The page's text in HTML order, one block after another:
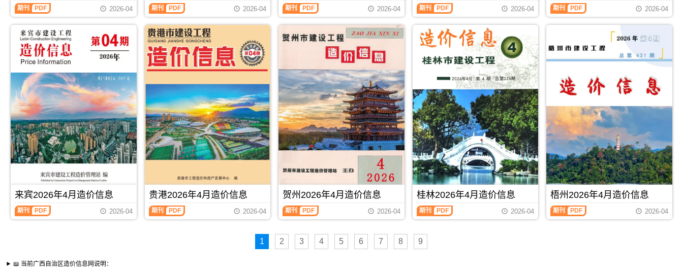
📖 当前广西自治区造价信息网说明：
期
刊
信
息
PDF
月
信
发
布,
载
注
意
看
造
价
信
息
封
面
月
份
标
题
内
容;
南
信
息
PDF
期刊 PDF 2026-04 期刊 PDF 2026-04 期刊 PDF 2026-04 期刊 PDF 2026-04 期刊 PDF 2026-04
来宾2026年4月造价信息
期刊 PDF 2026-04
贵港2026年4月造价信息
期刊 PDF 2026-04
贺州2026年4月造价信息
期刊 PDF 2026-04
桂林2026年4月造价信息
期刊 PDF 2026-04
梧州2026年4月造价信息
期刊 PDF 2026-04
1 2 3 4 5 6 7 8 9